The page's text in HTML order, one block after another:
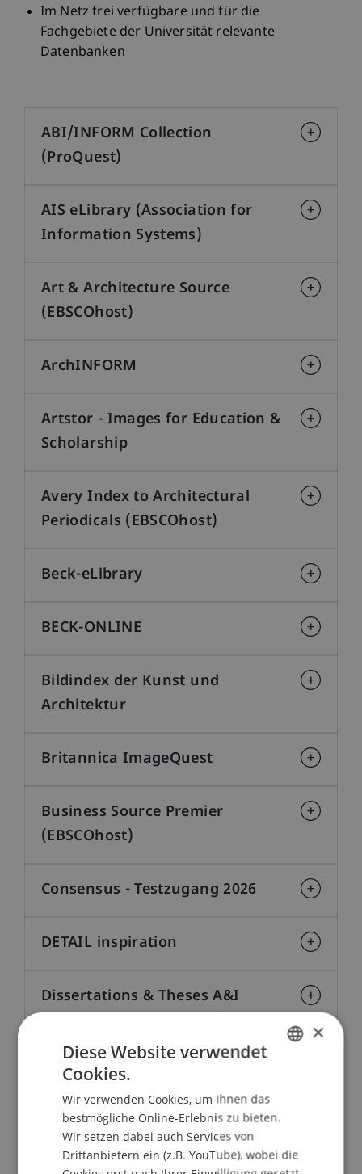
Im Netz frei verfügbare und für die
Fachgebiete der Universität relevante
Datenbanken
ABI/INFORM Collection
(ProQuest)
AIS eLibrary (Association for
Information Systems)
Art & Architecture Source
(EBSCOhost)
ArchINFORM
Artstor - Images for Education &
Scholarship
Avery Index to Architectural
Periodicals (EBSCOhost)
Beck-eLibrary
BECK-ONLINE
Bildindex der Kunst und
Architektur
Britannica ImageQuest
Business Source Premier
(EBSCOhost)
Consensus - Testzugang 2026
DETAIL inspiration
Dissertations & Theses A&I
Ebook Central Library (ProQuest)
EconBiz
×
Diese Website verwendet
Cookies.
Wir verwenden Cookies, um Ihnen das
bestmögliche Online-Erlebnis zu bieten.
Wir setzen dabei auch Services von
Drittanbietern ein (z.B. YouTube), wobei die